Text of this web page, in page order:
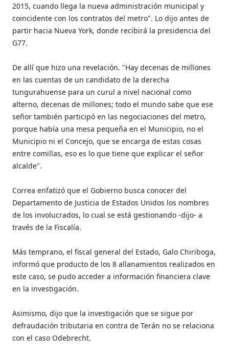
2015, cuando llega la nueva administración municipal y
coincidente con los contratos del metro". Lo dijo antes de
partir hacia Nueva York, donde recibirá la presidencia del
G77.
De allí que hizo una revelación. "Hay decenas de millones
en las cuentas de un candidato de la derecha
tungurahuense para un curul a nivel nacional como
alterno, decenas de millones; todo el mundo sabe que ese
señor también participó en las negociaciones del metro,
porque había una mesa pequeña en el Municipio, no el
Municipio ni el Concejo, que se encarga de estas cosas
entre comillas, eso es lo que tiene que explicar el señor
alcalde".
Correa enfatizó que el Gobierno busca conocer del
Departamento de Justicia de Estados Unidos los nombres
de los involucrados, lo cual se está gestionando -dijo- a
través de la Fiscalía.
Más temprano, el fiscal general del Estado, Galo Chiriboga,
informó que producto de los 8 allanamientos realizados en
este caso, se pudo acceder a información financiera clave
en la investigación.
Asimismo, dijo que la investigación que se sigue por
defraudación tributaria en contra de Terán no se relaciona
con el caso Odebrecht.